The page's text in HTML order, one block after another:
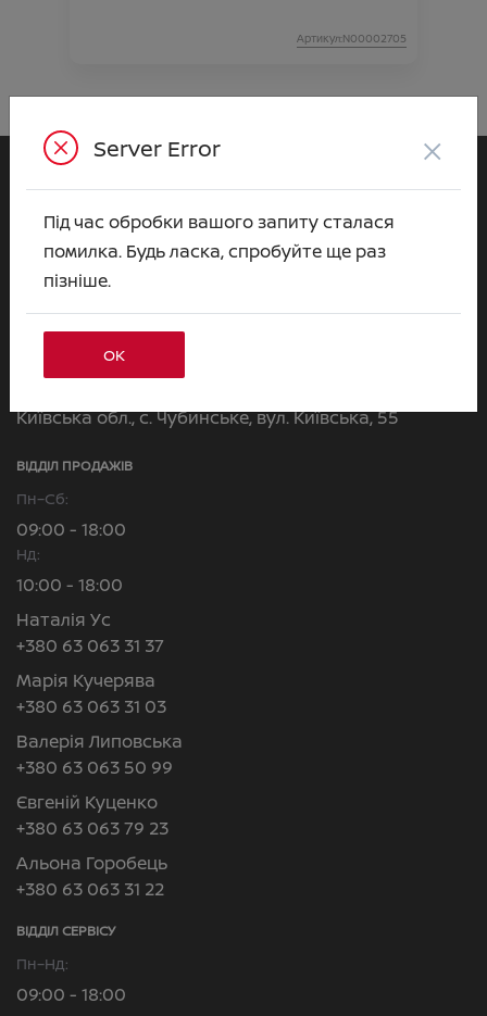
Артикул:N00002705
Ніссан
ВІДІ Армада
Зв’яжіться з нами
за телефоном:
Або приїздіть до нас:
Київська обл., с. Чубинське, вул. Київська, 55
ВІДДІЛ ПРОДАЖІВ
Пн–Сб:
09:00 - 18:00
Нд:
10:00 - 18:00
Наталія Ус
+380 63 063 31 37
Марія Кучерява
+380 63 063 31 03
Валерія Липовська
+380 63 063 50 99
Євгеній Куценко
+380 63 063 79 23
Альона Горобець
+380 63 063 31 22
ВІДДІЛ CЕРВІСУ
Пн–Нд:
09:00 - 18:00
Server Error ×
Під час обробки вашого запиту сталася
помилка. Будь ласка, спробуйте ще раз
пізніше.
ОК